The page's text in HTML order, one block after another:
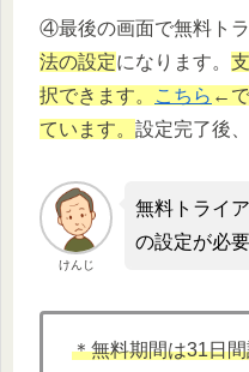
④最後の画面で無料ト
法の設定になります。
択できます。
こちら ←
ています。 設定完了後
けんじ
無料トライ
の設定が必
＊無料期間は31日